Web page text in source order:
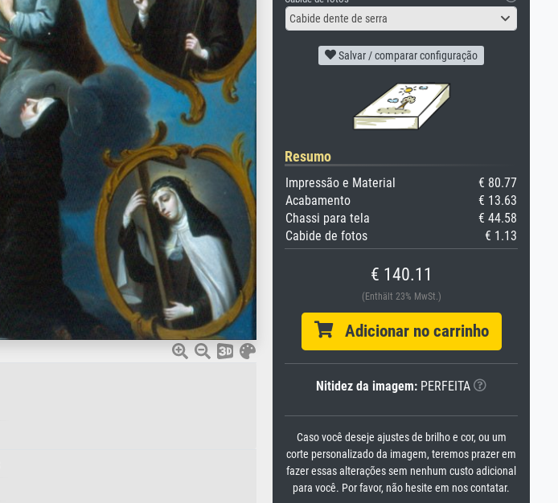
Cabide dente de serra
Salvar / comparar configuração
Resumo
Impressão e Material
€ 80.77
Acabamento
€ 13.63
Chassi para tela
€ 44.58
Cabide de fotos
€ 1.13
€ 140.11
(Enthält 23% MwSt.)
Adicionar no carrinho
Nitidez da imagem: PERFEITA
Caso você deseje ajustes de brilho e cor, ou um
corte personalizado da imagem, teremos prazer em
fazer essas alterações sem nenhum custo adicional
para você. Por favor, não hesite em nos contatar.